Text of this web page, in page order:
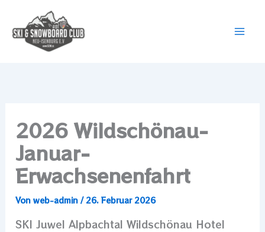
Inhalt
springen
2026 Wildschönau-
Januar-
Erwachsenenfahrt
Vonweb-admin/26. Februar 2026
SKI Juwel Alpbachtal Wildschönau Hotel